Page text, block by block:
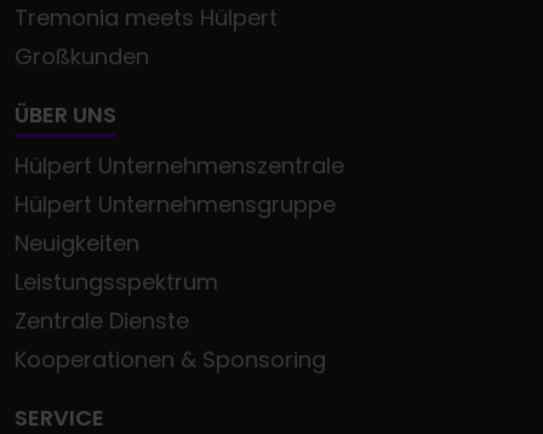
Tremonia meets Hülpert
Großkunden
ÜBER UNS
Hülpert Unternehmenszentrale
Hülpert Unternehmensgruppe
Neuigkeiten
Leistungsspektrum
Zentrale Dienste
Kooperationen & Sponsoring
SERVICE